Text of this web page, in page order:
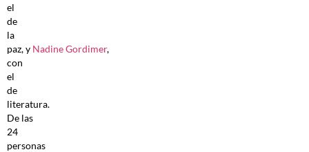
el
de
la
paz, y Nadine Gordimer,
con
el
de
literatura.
De las
24
personas